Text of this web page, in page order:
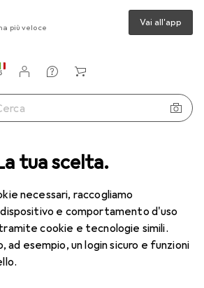
tua scelta.
necessari, raccogliamo
e comportamento d'uso
cookie e tecnologie simili.
esempio, un login sicuro e funzioni
più veloce Vai all'app
cliente
di confronto
dei desideri
Air Optix più HydraGlyde per l'astigmatismo
1 Immagine
per